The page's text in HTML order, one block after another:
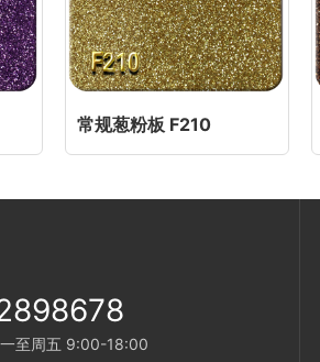
常规葱粉板 F210
至周五 9:00-18:00